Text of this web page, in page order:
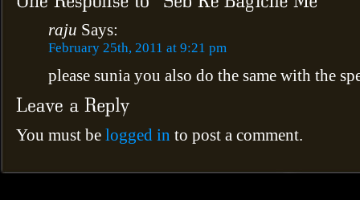
raju Says:
February 25th, 2011 at 9:21 pm
please sunia you also do the same with the
You must be logged in to post a comment.